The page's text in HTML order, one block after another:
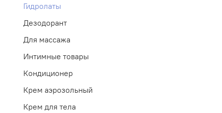
Гидролаты
Дезодорант
Для массажа
Интимные товары
Кондиционер
Крем аэрозольный
Крем для тела